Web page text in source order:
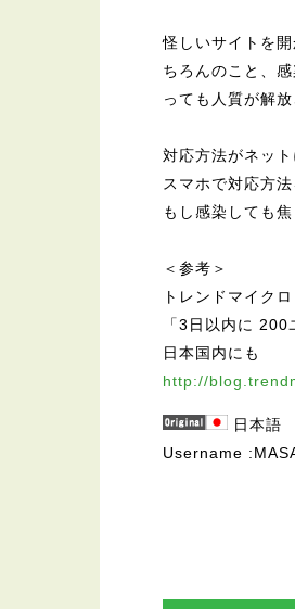
怪しいサイトを
ちろんのこと、
っても人質が解
対応方法がネッ
スマホで対応方
もし感染しても
＜参考＞
トレンドマイクロ
「3日以内に
日本国内にも
http://
日本語
Username